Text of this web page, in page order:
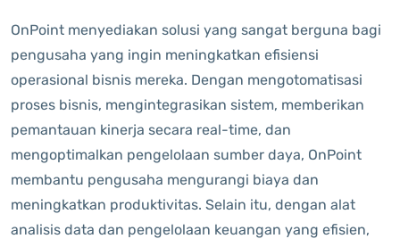
OnPoint menyediakan solusi yang sangat berguna bagi
pengusaha yang ingin meningkatkan efisiensi
operasional bisnis mereka. Dengan mengotomatisasi
proses bisnis, mengintegrasikan sistem, memberikan
pemantauan kinerja secara real-time, dan
mengoptimalkan pengelolaan sumber daya, OnPoint
membantu pengusaha mengurangi biaya dan
meningkatkan produktivitas. Selain itu, dengan alat
analisis data dan pengelolaan keuangan yang efisien,